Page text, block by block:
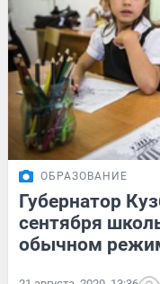
ОБРАЗОВАНИЕ
Губернатор
сентября
обычном